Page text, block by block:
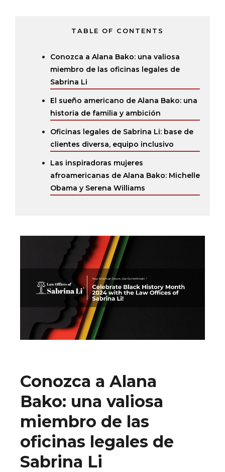
TABLE OF CONTENTS
Conozca a Alana Bako: una valiosa
miembro de las oficinas legales de
Sabrina Li
El sueño americano de Alana Bako: una
historia de familia y ambición
Oficinas legales de Sabrina Li: base de
clientes diversa, equipo inclusivo
Las inspiradoras mujeres
afroamericanas de Alana Bako: Michelle
Obama y Serena Williams
Conozca a Alana
Bako: una valiosa
miembro de las
oficinas legales de
Sabrina Li